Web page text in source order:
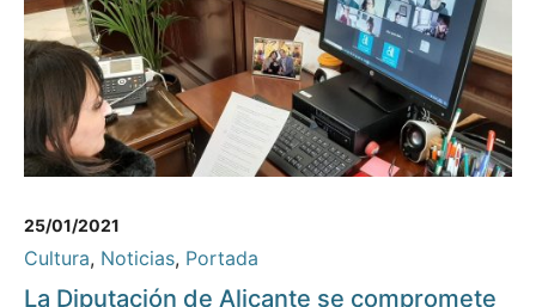
25/01/2021
Cultura, Noticias, Portada
La Diputación de Alicante se compromete